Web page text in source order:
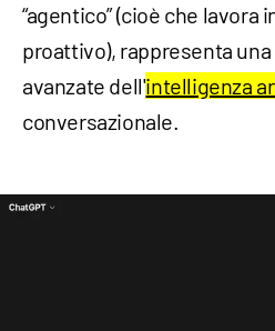
“agentico” (cioè che lavora
proattivo), rappresenta
avanzate dell'intelligenza
conversazionale.